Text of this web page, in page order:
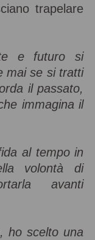
trapelare
e futuro si
mai se si tratti
il passato,
immagina il
al tempo in
volontà di
avanti
ho scelto una